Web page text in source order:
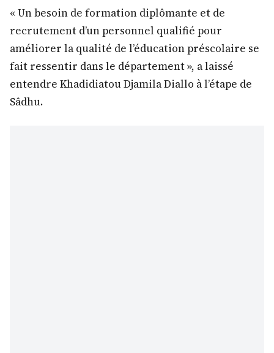
« Un besoin de formation diplômante et de
recrutement d’un personnel qualifié pour
améliorer la qualité de l’éducation préscolaire se
fait ressentir dans le département », a laissé
entendre Khadidiatou Djamila Diallo à l’étape de
Sâdhu.